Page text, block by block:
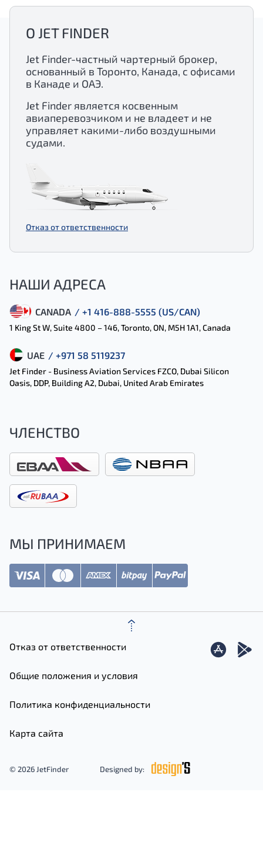
О JET FINDER
Jet Finder-частный чартерный брокер,
основанный в Торонто, Канада, с офисами
в Канаде и ОАЭ.
Jet Finder является косвенным
авиаперевозчиком и не владеет и не
управляет какими-либо воздушными
судами.
Отказ от ответственности
НАШИ АДРЕСА
CANADA / +1 416-888-5555 (US/CAN)
1 King St W, Suite 4800 – 146, Toronto, ON, M5H 1A1, Canada
UAE / +971 58 5119237
Jet Finder - Business Aviation Services FZCO, Dubai Silicon
Oasis, DDP, Building A2, Dubai, United Arab Emirates
ЧЛЕНСТВО
МЫ ПРИНИМАЕМ
Отказ от ответственности
Общие положения и условия
Политика конфиденциальности
Карта сайта
© 2026 JetFinder Designed by: